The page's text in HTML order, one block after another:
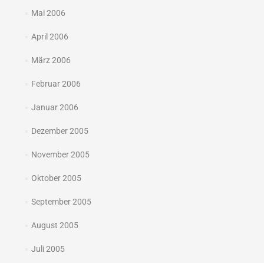
Mai 2006
April 2006
März 2006
Februar 2006
Januar 2006
Dezember 2005
November 2005
Oktober 2005
September 2005
August 2005
Juli 2005